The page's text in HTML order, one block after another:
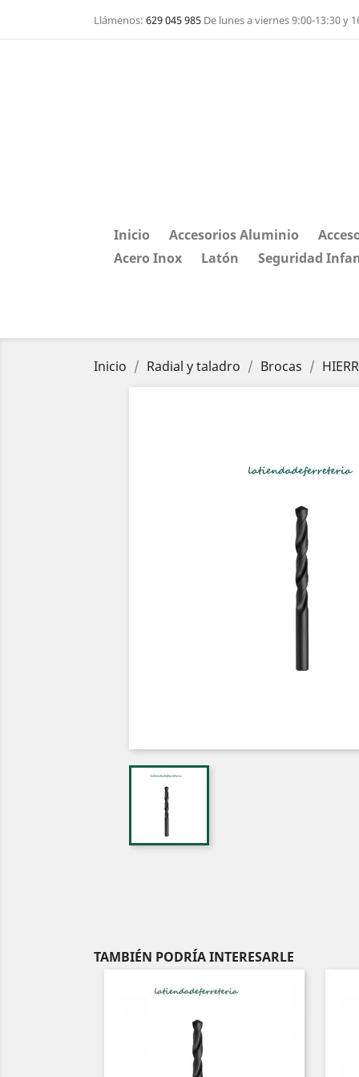
Llámenos: 629 045 985 De lunes a viernes 9:00-13:30 y
Inicio Accesorios Aluminio
Acero Inox
Latón Seguridad
Inicio Radial y taladro Brocas
TAMBIÉN PODRÍA INTERESARLE